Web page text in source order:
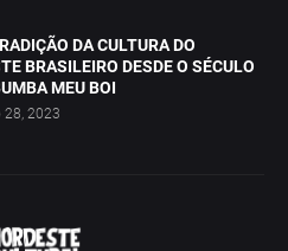
DA CULTURA DO
BRASILEIRO DESDE O SÉCULO
MEU BOI
28, 2023